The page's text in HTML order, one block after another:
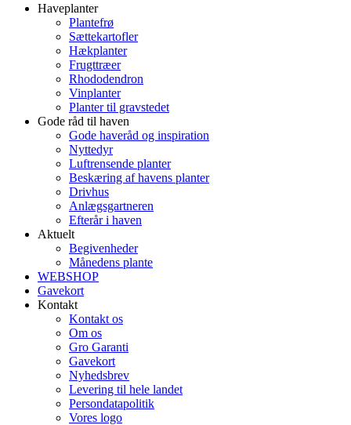
Haveplanter
Plantefrø
Sættekartofler
Hækplanter
Frugttræer
Rhododendron
Vinplanter
Planter til gravstedet
Gode råd til haven
Gode haveråd og inspiration
Nyttedyr
Luftrensende planter
Beskæring af havens planter
Drivhus
Anlægsgartneren
Efterår i haven
Aktuelt
Begivenheder
Månedens plante
WEBSHOP
Gavekort
Kontakt
Kontakt os
Om os
Gro Garanti
Gavekort
Nyhedsbrev
Levering til hele landet
Persondatapolitik
Vores logo